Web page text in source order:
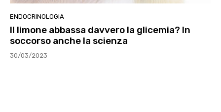
ENDOCRINOLOGIA
Il limone abbassa davvero la glicemia? In
soccorso anche la scienza
30/03/2023